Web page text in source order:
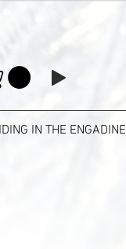
IN THE ENGADINE